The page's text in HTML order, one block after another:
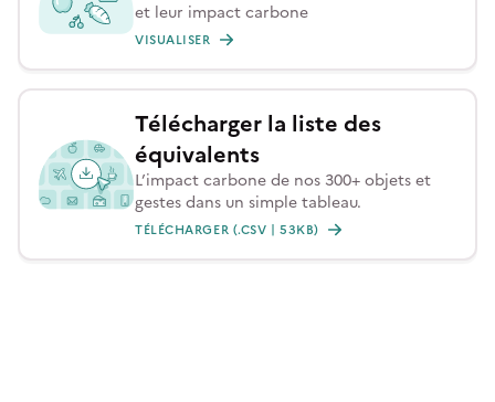
et leur impact carbone
VISUALISER
Télécharger la liste des
équivalents
L’impact carbone de nos 300+ objets et
gestes dans un simple tableau.
TÉLÉCHARGER (.CSV | 53KB)